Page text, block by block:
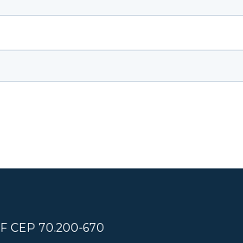
CEP 70.200-670